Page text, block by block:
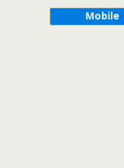
Mobile